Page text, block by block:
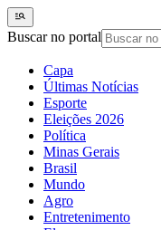
Buscar no portal
Capa
Últimas Notícias
Esporte
Eleições 2026
Política
Minas Gerais
Brasil
Mundo
Agro
Entretenimento